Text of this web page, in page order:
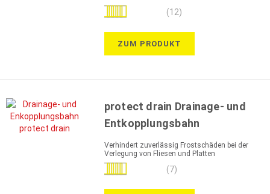
Bewertung: (12)
ZUM PRODUKT
protect drain Drainage- und
Entkopplungsbahn
Verhindert zuverlässig Frostschäden bei der
Verlegung von Fliesen und Platten
Bewertung:
(7)